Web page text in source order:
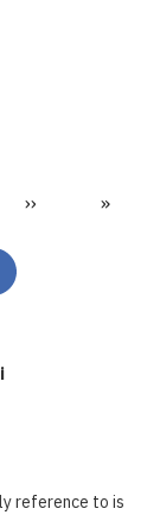
First
«
‹‹
reference to is